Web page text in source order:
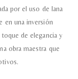
por el uso de lana
en una inversión
toque de elegancia y
obra maestra que